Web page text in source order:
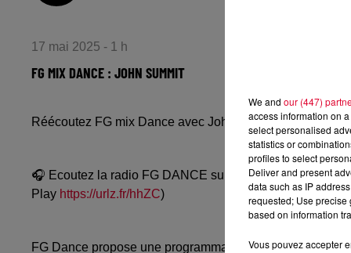
17 mai 2025 - 1 h
FG MIX DANCE : JOHN SUMMIT
Réécoutez FG mix Dance avec John Summit du
🎧 Ecoutez la radio FG DANCE sur
www.radiofg.com/fg-
Play https://urlz.fr/hhZC)
FG Dance propose une programmation dance, EDM,
We and our (447)
access information on
select personalised
statistics or
profiles to select
Deliver and present
data such as IP
requested; Use precise
based on information
Vous pouvez accepter